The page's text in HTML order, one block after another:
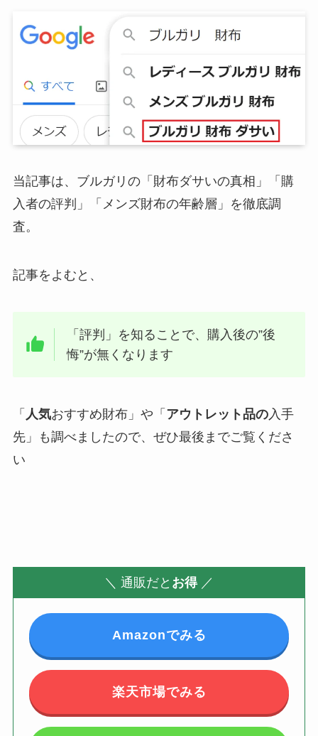
当記事は、ブルガリの「財布ダサいの真相」「購
入者の評判」「メンズ財布の年齢層」を徹底調
査。
記事をよむと、
「評判」を知ることで、購入後の”後
悔”が無くなります
「 人気おすすめ財布」や「 アウトレット品の入手
先」も調べましたので、ぜひ最後までご覧くださ
い
＼ 通販だと お得／
Amazonでみる
楽天市場でみる